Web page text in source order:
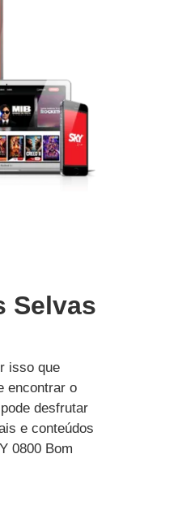
Selvas
isso que
encontrar o
desfrutar
e conteúdos
0800 Bom